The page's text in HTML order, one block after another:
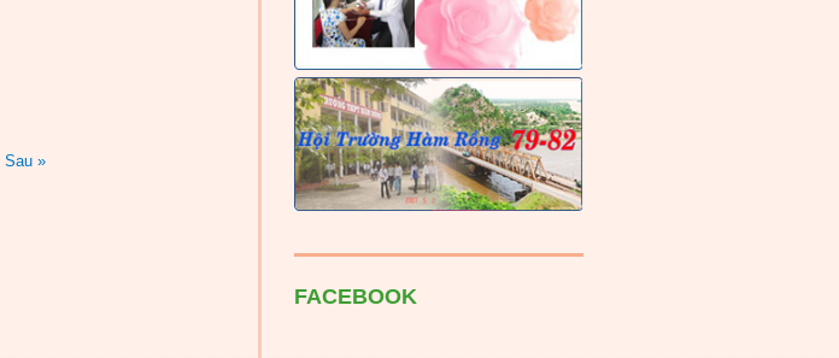
Sau »
FACEBOOK